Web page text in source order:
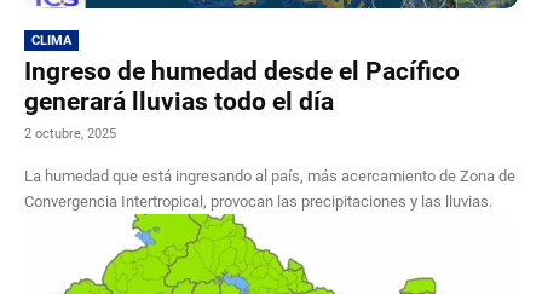
CLIMA
Ingreso de humedad desde el Pacífico
generará lluvias todo el día
2 octubre, 2025
La humedad que está ingresando al país, más acercamiento de Zona de
Convergencia Intertropical, provocan las precipitaciones y las lluvias.